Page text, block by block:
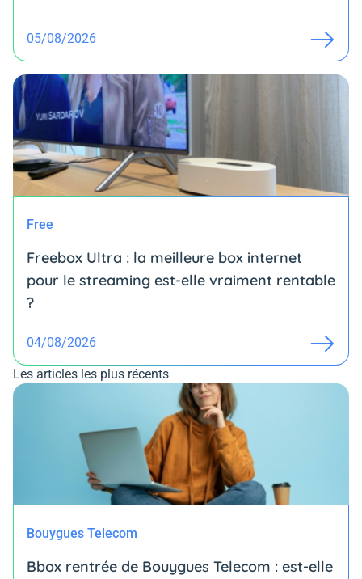
05/08/2026
Free
Freebox Ultra : la meilleure box internet
pour le streaming est-elle vraiment rentable
?
04/08/2026
Les articles les plus récents
Bouygues Telecom
Bbox rentrée de Bouygues Telecom : est-elle